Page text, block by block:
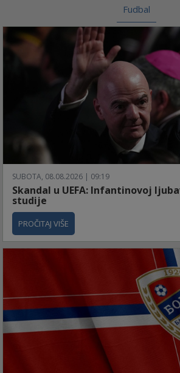
Fudbal
SUBOTA, 08.08.2026 | 09:19
Skandal u UEFA: Infantinovoj
studije
PROČITAJ VIŠE